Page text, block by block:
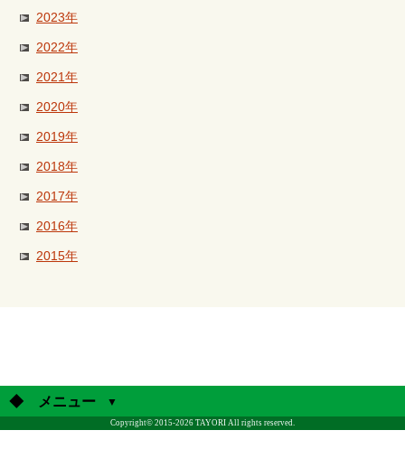
2023年
2022年
2021年
2020年
2019年
2018年
2017年
2016年
2015年
◆ メニュー
Copyright© 2015-2026 TAYORI All rights reserved.